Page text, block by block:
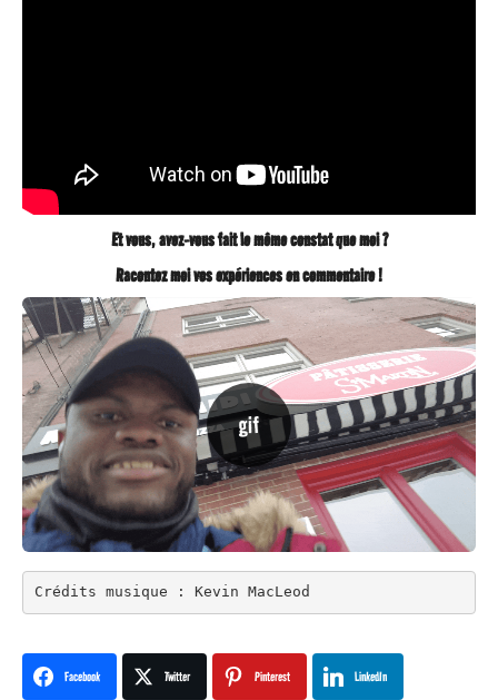
Et vous, avez-vous fait le même constat que moi ?
Racontez moi vos expériences en commentaire !
Crédits musique : Kevin MacLeod
Facebook Twitter Pinterest LinkedIn